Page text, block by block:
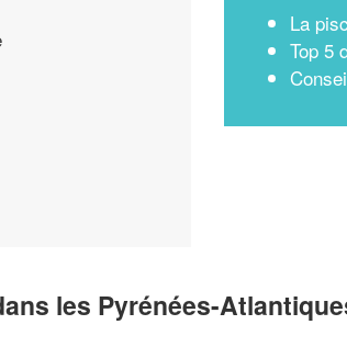
La
Top 5
les Pyrénées-